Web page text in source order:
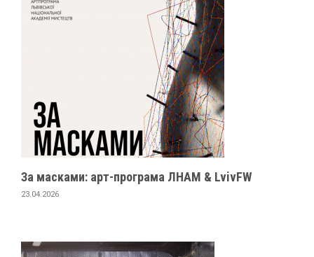
За масками: арт-програма ЛНАМ & LvivFW
23.04.2026